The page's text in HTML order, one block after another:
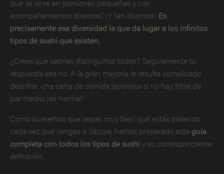
que se sirve en porciones pequeñas y con
acompañamientos diversos”. ¡Y tan diversos! Es
precisamente esa diversidad la que da lugar a los infinitos
tipos de sushi que existen.
¿Crees que sabrías distinguirlos todos? Seguramente tu
respuesta sea no. A la gran mayoría le resulta complicado
descifrar una carta de comida japonesa si no hay fotos de
por medio, ¡es normal!
Como queremos que sepas muy bien qué estás pidiendo
cada vez que vengas a Sibuya, hemos preparado esta guía
completa con todos los tipos de sushi y su correspondiente
definición.